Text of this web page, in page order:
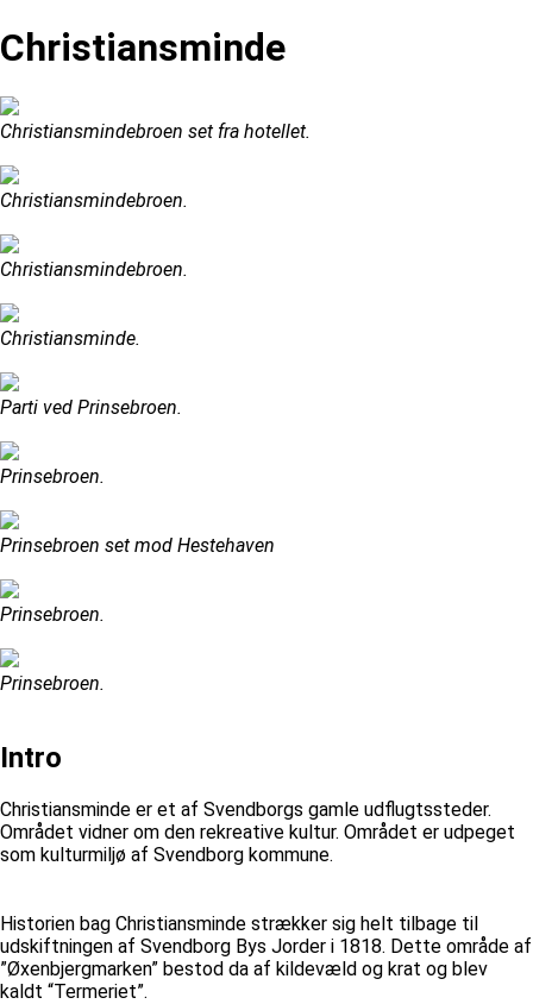
Christiansminde
Christiansmindebroen set fra hotellet.
Christiansmindebroen.
Christiansmindebroen.
Christiansminde.
Parti ved Prinsebroen.
Prinsebroen.
Prinsebroen set mod Hestehaven
Prinsebroen.
Prinsebroen.
Intro
Christiansminde er et af Svendborgs gamle udflugtssteder.
Området vidner om den rekreative kultur. Området er udpeget
som kulturmiljø af Svendborg kommune.
Historien bag Christiansminde strækker sig helt tilbage til
udskiftningen af Svendborg Bys Jorder i 1818. Dette område af
”Øxenbjergmarken” bestod da af kildevæld og krat og blev
kaldt “Termeriet”.